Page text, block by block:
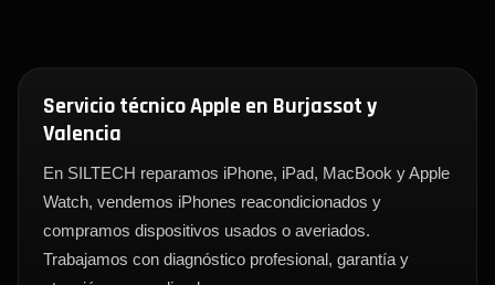
Servicio técnico Apple en Burjassot y
Valencia
En SILTECH reparamos iPhone, iPad, MacBook y Apple
Watch, vendemos iPhones reacondicionados y
compramos dispositivos usados o averiados.
Trabajamos con diagnóstico profesional, garantía y